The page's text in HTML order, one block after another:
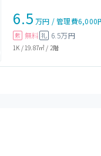
6.5 万円 /管理費6,000
敷 無料 礼 6.5万円
1K / 19.87㎡ / 2階